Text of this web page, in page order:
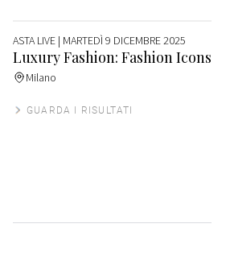
ASTA LIVE | MARTEDÌ 9 DICEMBRE 2025
Luxury Fashion: Fashion Icons
Milano
GUARDA I RISULTATI